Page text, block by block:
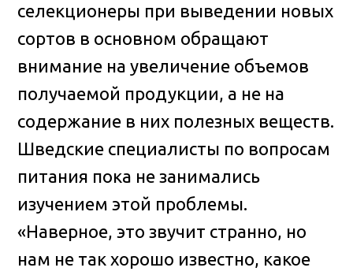
селекционеры при выведении новых
сортов в основном обращают
внимание на увеличение объемов
получаемой продукции, а не на
содержание в них полезных веществ.
Шведские специалисты по вопросам
питания пока не занимались
изучением этой проблемы.
«Наверное, это звучит странно, но
нам не так хорошо известно, какое